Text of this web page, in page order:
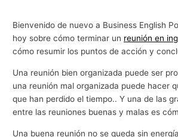
Bienvenido de nuevo a Business English
hoy sobre cómo terminar un reunión en
cómo resumir los puntos de acción y
Una reunión bien organizada puede ser
una reunión mal organizada puede hacer
que han perdido el tiempo.. Y una de las
entre las reuniones buenas y malas es
Una buena reunión no se queda sin